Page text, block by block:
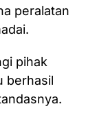
peralatan
pihak
berhasil